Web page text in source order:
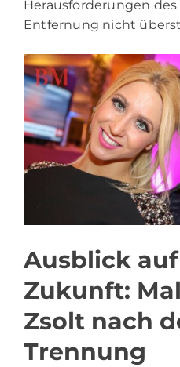
Herausforderungen
Entfernung nicht
Ausblick
Zukunft:
Zsolt nach
Trennung